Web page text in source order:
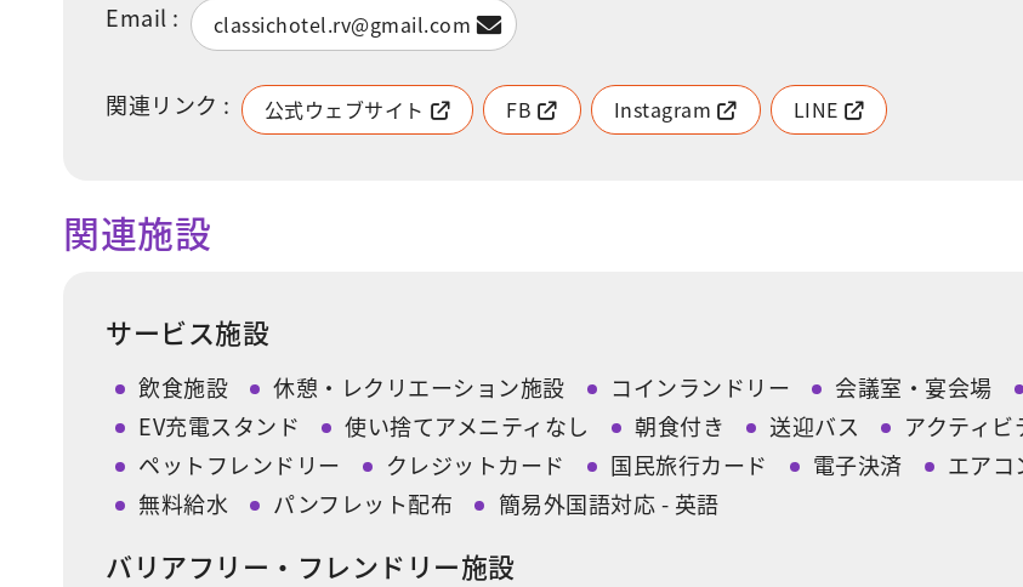
Email : classichotel.rv@gmail.com
関連リンク : 公式ウェブサイト FB Instagram LINE
関連施設
サービス施設
飲食施設 休憩・レクリエーション施設 コインランドリー 会議室・宴会場
EV充電スタンド
使い捨てアメニティなし 朝食付き 送迎バス アクティビ
ペットフレンドリー
クレジットカード 国民旅行カード 電子決済 エアコ
無料給水
パンフレット配布 簡易外国語対応 - 英語
バリアフリー・フレンドリー施設